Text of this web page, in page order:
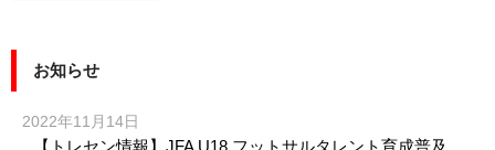
お知らせ
2022年11月14日
【トレセン情報】JFA U18 フットサルタレント育成普及